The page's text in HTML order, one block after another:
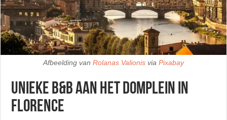
Afbeelding van Rolanas Valionisvia Pixabay
Unieke B&B aan het Domplein in
Florence